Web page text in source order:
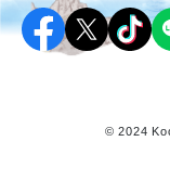
© 2024